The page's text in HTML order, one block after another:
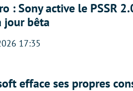
: Sony active le PSSR
jour bêta
17:35
efface ses propres